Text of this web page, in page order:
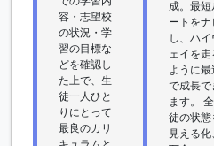
容・志望校
の状況・学
習の目標な
どを確認し
た上で、生
徒一人ひと
りにとって
最良のカリ
成。最短
ートをナ
し、ハイ
ェイを走
ように最
で成長で
ます。
徒の状態
見える化